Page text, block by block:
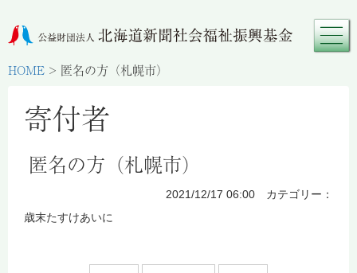
HOME > 匿名の方（札幌市）
寄付者
匿名の方（札幌市）
2021/12/17 06:00 カテゴリー：
歳末たすけあいに